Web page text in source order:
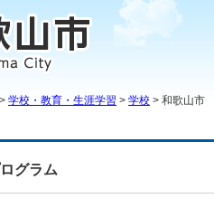
> 学校・教育・生涯学習 > 学校 > 和歌山市
グラム